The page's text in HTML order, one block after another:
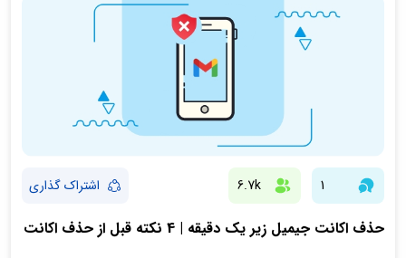
1
6.7k اشتراک گذاری
حذف اکانت جیمیل زیر یک دقیقه | 4 نکته قبل از حذف اکانت